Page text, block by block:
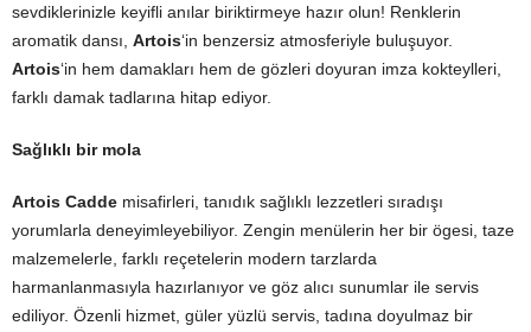
sevdiklerinizle keyifli anılar biriktirmeye hazır olun! Renklerin
aromatik dansı, Artois‘in benzersiz atmosferiyle buluşuyor.
Artois‘in hem damakları hem de gözleri doyuran imza kokteylleri,
farklı damak tadlarına hitap ediyor.
Sağlıklı bir mola
Artois Cadde misafirleri, tanıdık sağlıklı lezzetleri sıradışı
yorumlarla deneyimleyebiliyor. Zengin menülerin her bir ögesi, taze
malzemelerle, farklı reçetelerin modern tarzlarda
harmanlanmasıyla hazırlanıyor ve göz alıcı sunumlar ile servis
ediliyor. Özenli hizmet, güler yüzlü servis, tadına doyulmaz bir